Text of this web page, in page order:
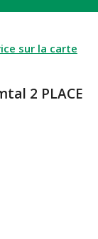
sur la carte
2 PLACE